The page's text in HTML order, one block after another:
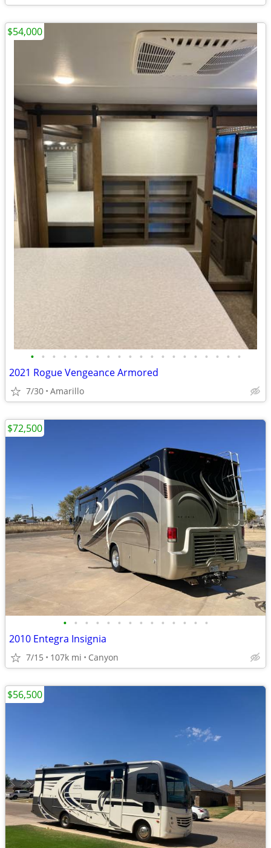
• • • • • • • • • • • • • • • • • • • •
2021 Rogue Vengeance Armored
7/30 Amarillo
$54,000
• • • • • • • • • • • • • •
2010 Entegra Insignia
7/15 107k mi Canyon
$72,500
$56,500